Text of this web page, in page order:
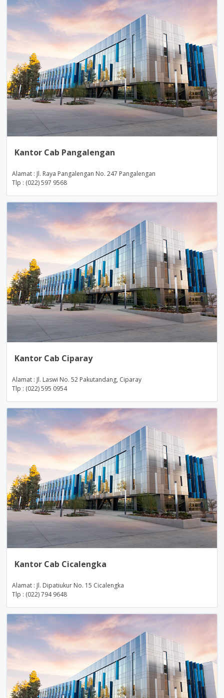
Kantor Cab Pangalengan
Alamat : Jl. Raya Pangalengan No. 247 Pangalengan
Tlp : (022) 597 9568
Kantor Cab Ciparay
Alamat : Jl. Laswi No. 52 Pakutandang, Ciparay
Tlp : (022) 595 0954
Kantor Cab Cicalengka
Alamat : Jl. Dipatiukur No. 15 Cicalengka
Tlp : (022) 794 9648